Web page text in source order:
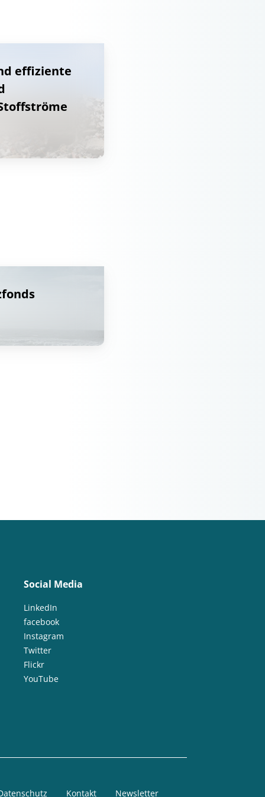
effiziente
Social Media
LinkedIn
facebook
Instagram
Twitter
Flickr
YouTube
Kontakt Newsletter